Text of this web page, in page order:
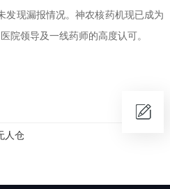
发现漏报情况。神农核药机现已成为
院领导及一线药师的高度认可。
人仓